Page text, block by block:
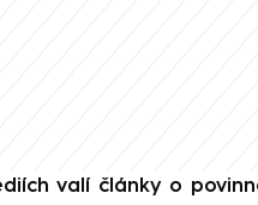
valí články o